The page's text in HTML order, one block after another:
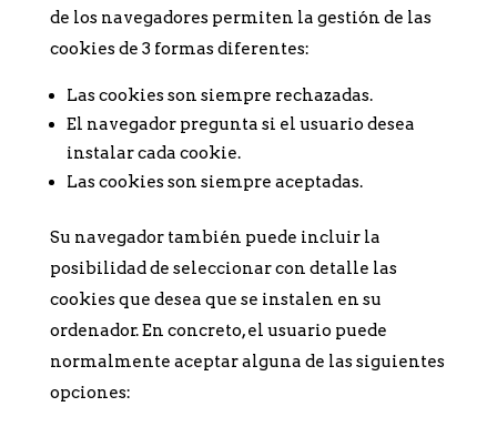
de los navegadores permiten la gestión de las
cookies de 3 formas diferentes:
Las cookies son siempre rechazadas.
El navegador pregunta si el usuario desea
instalar cada cookie.
Las cookies son siempre aceptadas.
Su navegador también puede incluir la
posibilidad de seleccionar con detalle las
cookies que desea que se instalen en su
ordenador. En concreto, el usuario puede
normalmente aceptar alguna de las siguientes
opciones: